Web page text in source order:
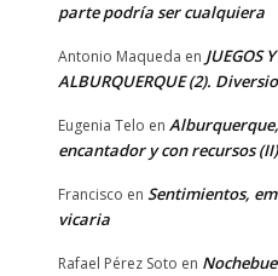
parte podría ser cualquiera
Antonio Maqueda en JUEGOS
ALBURQUERQUE (2).
Eugenia Telo en
encantador y con recursos (II)
Francisco en Sentimientos,
vicaria
Rafael Pérez Soto en